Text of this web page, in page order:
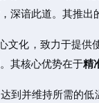
深谙此道。其推出
文化，致力于提
其核心优势在于精
到并维持所需的